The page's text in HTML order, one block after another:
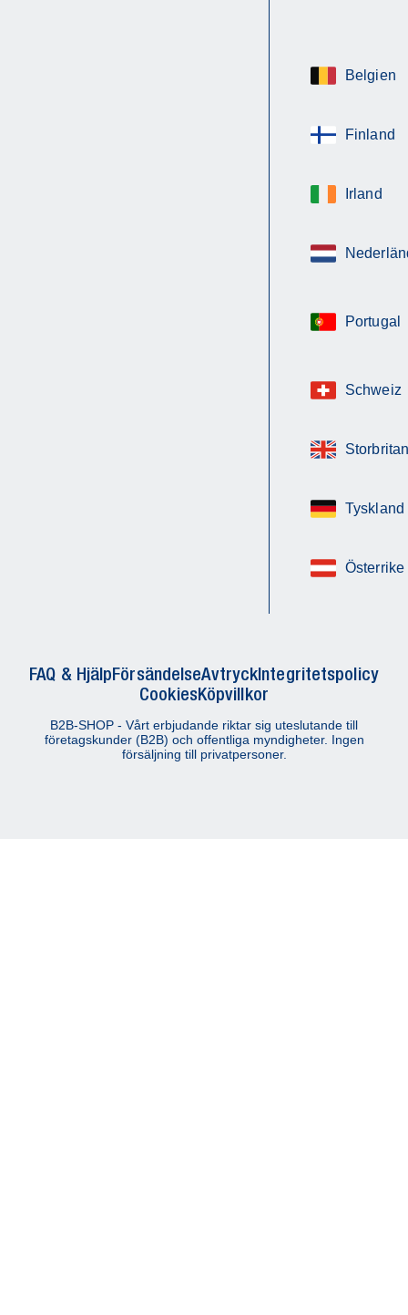
Belgien
Finland
Irland
Portugal
Schweiz
Tyskland
Österrike
FAQ & HjälpFörsändelseAvtryckIntegritetspolicy
CookiesKöpvillkor
B2B-SHOP - Vårt erbjudande riktar sig uteslutande till
företagskunder (B2B) och offentliga myndigheter. Ingen
försäljning till privatpersoner.